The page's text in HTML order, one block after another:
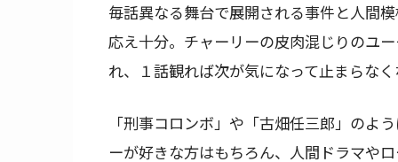
毎話異なる舞台で展開される事件と人間
応え十分。チャーリーの皮肉混じりのユ
れ、１話観れば次が気になって止まらな
「刑事コロンボ」や「古畑任三郎」のよ
ーが好きな方はもちろん、人間ドラマや